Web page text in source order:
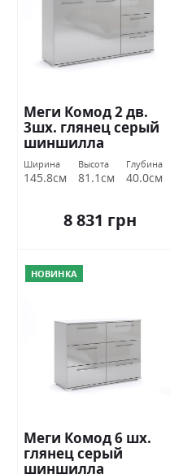
Меги Комод 2 дв.
3шх. глянец серый
шиншилла
Миромарк
Ширина
145.8см
Высота
81.1см
Глубина
40.0см
8 831 грн
НОВИНКА
Меги Комод 6 шх.
глянец серый
шиншилла